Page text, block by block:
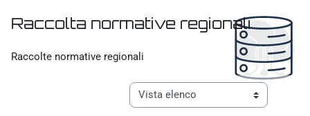
Raccolta normative regionali
Raccolte normative regionali
Navigazione terziaria modalità